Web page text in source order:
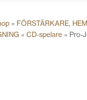
» FÖRSTÄRKARE,
» CD-spelare » Pro-